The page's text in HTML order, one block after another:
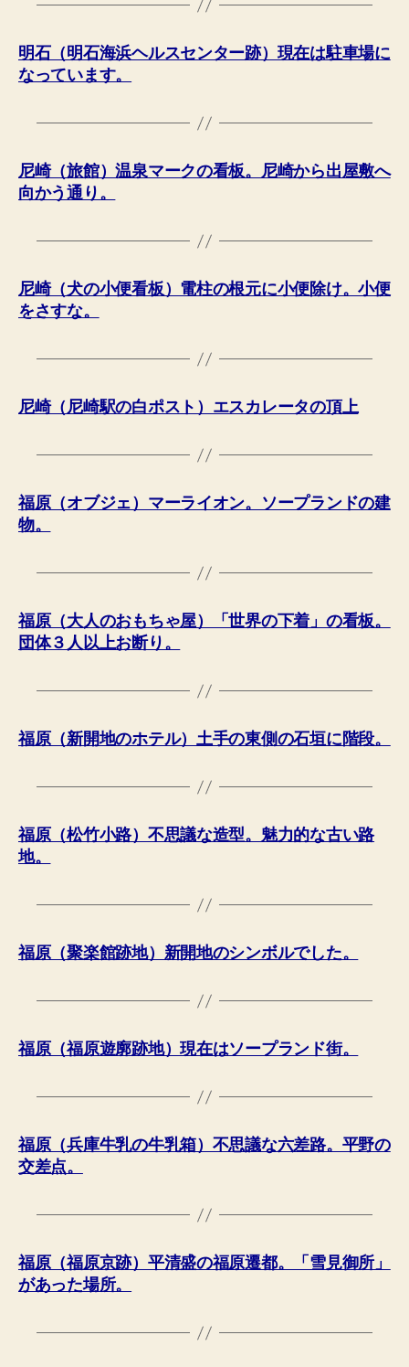
明石（明石海浜ヘルスセンター跡）現在は駐車場に
なっています。
尼崎（旅館）温泉マークの看板。尼崎から出屋敷へ
向かう通り。
尼崎（犬の小便看板）電柱の根元に小便除け。小便
をさすな。
尼崎（尼崎駅の白ポスト）エスカレータの頂上
福原（オブジェ）マーライオン。ソープランドの建
物。
福原（大人のおもちゃ屋）「世界の下着」の看板。
団体３人以上お断り。
福原（新開地のホテル）土手の東側の石垣に階段。
福原（松竹小路）不思議な造型。魅力的な古い路
地。
福原（聚楽館跡地）新開地のシンボルでした。
福原（福原遊廓跡地）現在はソープランド街。
福原（兵庫牛乳の牛乳箱）不思議な六差路。平野の
交差点。
福原（福原京跡）平清盛の福原遷都。「雪見御所」
があった場所。